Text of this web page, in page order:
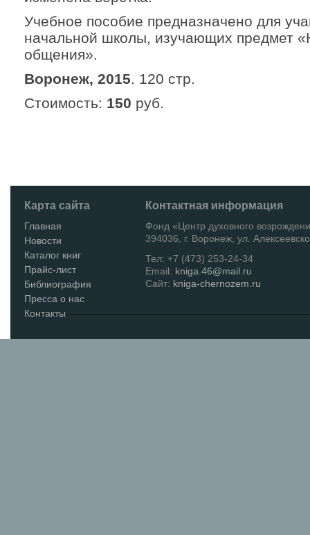
Учебное пособие предназначено для
начальной школы, изучающих предмет
общения».
Воронеж, 2015. 120 стр.
Стоимость: 150 руб.
Карта сайта
Главная
Новости
Каталог книг
Прайс-лист
Библиография
Пресса о нас
Контакты
Контактная информация
Фонд «Центр духовного
394036, г. Воронеж, ул.
Тел: +7 (473) 253-24-34
Email: kniga.46@mail.ru
Сайт: kniga-chernozem.ru